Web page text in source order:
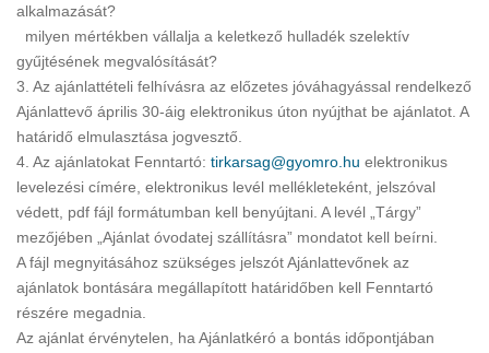
alkalmazását?
milyen mértékben vállalja a keletkező hulladék szelektív
gyűjtésének megvalósítását?
3. Az ajánlattételi felhívásra az előzetes jóváhagyással rendelkező
Ajánlattevő április 30-áig elektronikus úton nyújthat be ajánlatot. A
határidő elmulasztása jogvesztő.
4. Az ajánlatokat Fenntartó: tirkarsag@gyomro.hu elektronikus
levelezési címére, elektronikus levél mellékleteként, jelszóval
védett, pdf fájl formátumban kell benyújtani. A levél „Tárgy”
mezőjében „Ajánlat óvodatej szállításra” mondatot kell beírni.
A fájl megnyitásához szükséges jelszót Ajánlattevőnek az
ajánlatok bontására megállapított határidőben kell Fenntartó
részére megadnia.
Az ajánlat érvénytelen, ha Ajánlatkéró a bontás időpontjában